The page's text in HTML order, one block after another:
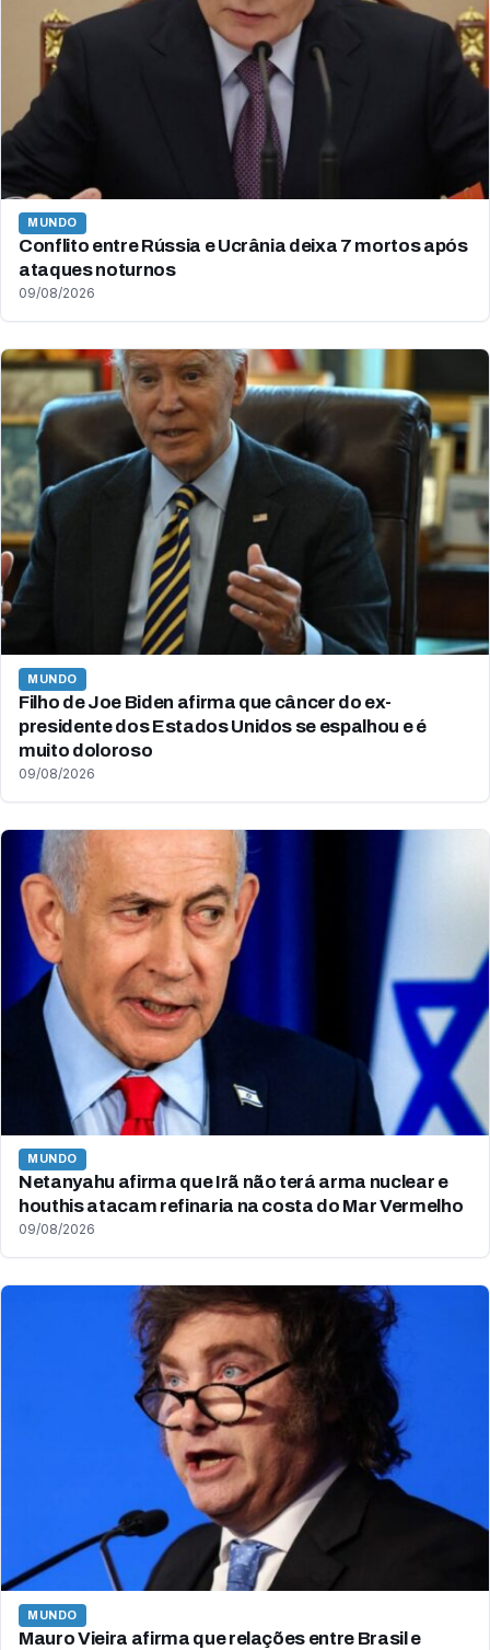
MUNDO
Conflito entre Rússia e Ucrânia deixa 7 mortos após
ataques noturnos
09/08/2026
MUNDO
Filho de Joe Biden afirma que câncer do ex-
presidente dos Estados Unidos se espalhou e é
muito doloroso
09/08/2026
MUNDO
Netanyahu afirma que Irã não terá arma nuclear e
houthis atacam refinaria na costa do Mar Vermelho
09/08/2026
MUNDO
Mauro Vieira afirma que relações entre Brasil e